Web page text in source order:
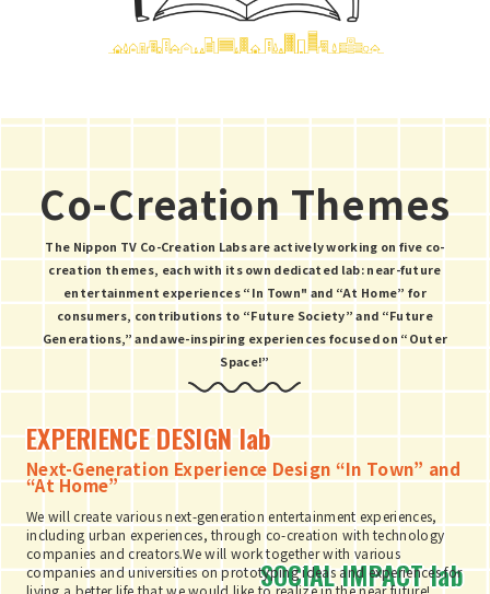
#メイカーフェア #モビリティショー
#多様性 #好きで未来をつくろう #学び
#宇宙 #宇宙の日 #宇宙は自由だ
#宇宙アナウンサー #宇宙ビジネス
#宙ジロー
#宙フェス #小学生 #山崎直子
#旅する絵本 #日テレ共創ラボ #日テレ宇宙DAY
#日テレ宇宙博 #日本橋 #映像クリエイター
Co-Creation Themes
The Nippon TV Co-Creation Labs are actively working on five co-
creation themes, each with its own dedicated lab: near-future
entertainment experiences “In Town" and “At Home” for
consumers, contributions to “Future Society” and “Future
Generations,” and awe-inspiring experiences focused on “Outer
Space!”
EXPERIENCE DESIGN lab
Next-Generation Experience Design “In Town” and
“At Home”
We will create various next-generation entertainment experiences,
including urban experiences, through co-creation with technology
companies and creators.We will work together with various
companies and universities on prototyping ideas and experiences for
living a better life that we would like to realize in the near future!
SOCIAL IMPACT lab